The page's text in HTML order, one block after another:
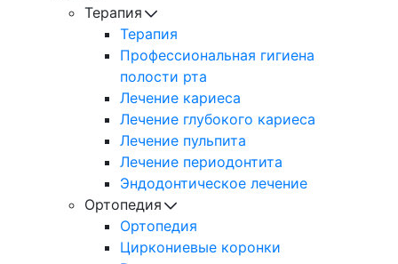
Терапия
Терапия
Профессиональная гигиена
полости рта
Лечение кариеса
Лечение глубокого кариеса
Лечение пульпита
Лечение периодонтита
Эндодонтическое лечение
Ортопедия
Ортопедия
Циркониевые коронки